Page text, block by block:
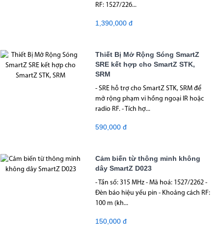
RF: 1527/226...
1,390,000 đ
Thiết Bị Mở Rộng Sóng SmartZ
SRE kết hợp cho SmartZ STK,
SRM
- SRE hỗ trợ cho SmartZ STK, SRM để
mở rộng phạm vi hồng ngoại IR hoặc
radio RF. - Tích hợ...
590,000 đ
Cảm biến từ thông minh không
dây SmartZ D023
- Tần số: 315 MHz - Mã hoá: 1527/2262 -
Đèn báo hiệu yếu pin - Khoảng cách RF:
100 m (kh...
150,000 đ